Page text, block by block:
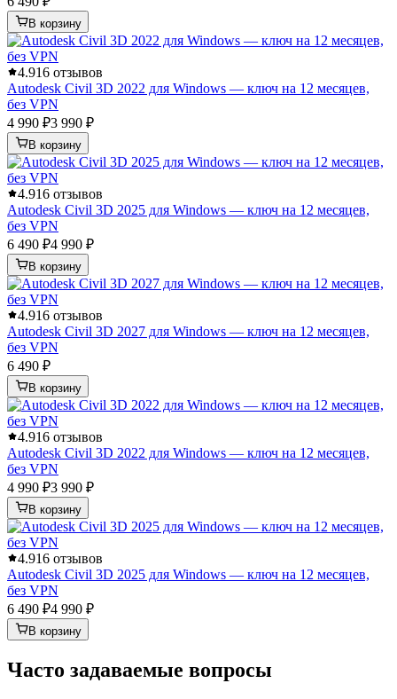
В корзину
4.916 отзывов
Autodesk Civil 3D 2022 для Windows — ключ на 12 месяцев,
без VPN
4 990 ₽3 990 ₽
В корзину
4.916 отзывов
Autodesk Civil 3D 2025 для Windows — ключ на 12 месяцев,
без VPN
6 490 ₽4 990 ₽
В корзину
4.916 отзывов
Autodesk Civil 3D 2027 для Windows — ключ на 12 месяцев,
без VPN
6 490 ₽
В корзину
4.916 отзывов
Autodesk Civil 3D 2022 для Windows — ключ на 12 месяцев,
без VPN
4 990 ₽3 990 ₽
В корзину
4.916 отзывов
Autodesk Civil 3D 2025 для Windows — ключ на 12 месяцев,
без VPN
6 490 ₽4 990 ₽
В корзину
Часто задаваемые вопросы